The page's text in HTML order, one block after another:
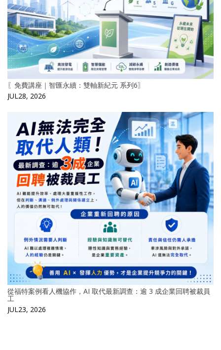
〖免費講座｜智匯永續：雙軸新紀元 系列6〗
JUL28, 2026
從福特案例看人機協作，AI 取代最新調查：逾 3 成企業回聘被裁員
工
JUL23, 2026